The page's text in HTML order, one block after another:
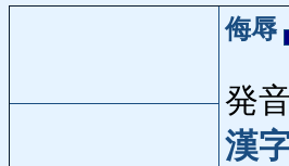
侮辱
発
漢